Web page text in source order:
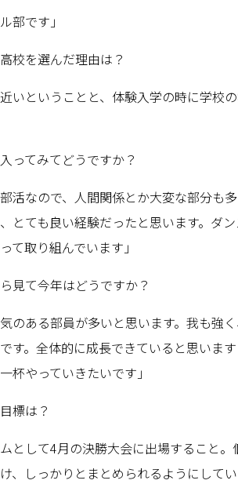
部です」
校を選んだ理由は？
近いということと、体験入学の時に学校
ってみてどうですか？
部活なので、人間関係とか大変な部分
とても良い経験だったと思います。ダ
て取り組んでいます」
見て今年はどうですか？
気のある部員が多いと思います。我も
す。全体的に成長できていると思いま
杯やっていきたいです」
標は？
ムとして4月の決勝大会に出場すること
、しっかりとまとめられるようにして